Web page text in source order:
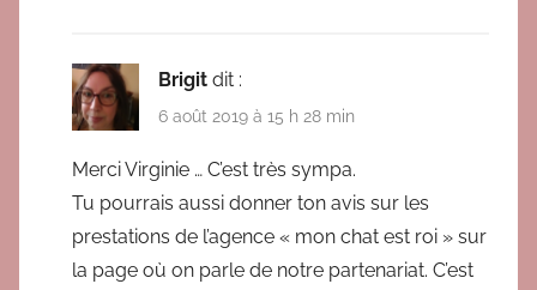
Brigit dit :
6 août 2019 à 15 h 28 min
Merci Virginie … C’est très sympa.
Tu pourrais aussi donner ton avis sur les
prestations de l’agence « mon chat est roi » sur
la page où on parle de notre partenariat. C’est